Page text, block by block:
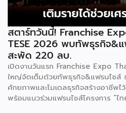
สตาร์ทวันนี้! Franchise
TESE 2026 พบทัพธุรกิจ&
สะพัด 220 ลบ.
เปิดงานวันแรก Franchise Expo
ใหญ่จัดเต็มด้วยทัพธุรกิจ&แฟรนไชส์
ศักยภาพและโมเดลธุรกิจสร้างอาชีพไ
พร้อมแนวร่วมแฟรนไชส์โครงการ “ไ